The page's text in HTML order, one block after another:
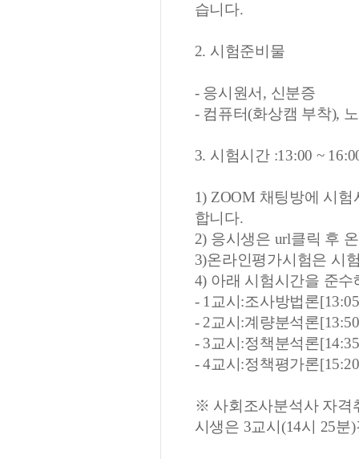
습니다.
2. 시험준비물
- 응시원서, 신분증
- 컴퓨터(화상캠 부착),
3. 시험시간 :13:00 ~
1) ZOOM 채팅방에 시
합니다.
2) 응시생은 url클릭 후
3)온라인평가시험은 시
4) 아래 시험시간을 준
- 1교시:조사방법론
- 2교시:계량분석론
- 3교시:정책분석론
- 4교시:정책평가론
※ 사회조사분석사 자격
시생은 3교시(14시 25